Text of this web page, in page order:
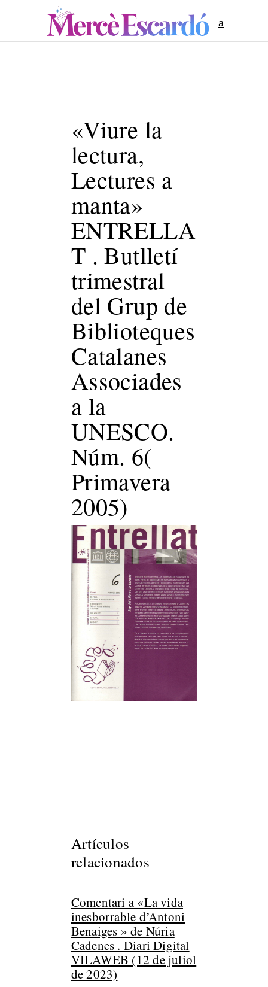
«Viure la
lectura,
Lectures a
manta»
ENTRELLA
T . Butlletí
trimestral
del Grup de
Biblioteques
Catalanes
Associades
a la
UNESCO.
Núm. 6(
Primavera
2005)
Artículos
relacionados
Comentari a «La vida
inesborrable d’Antoni
Benaiges » de Núria
Cadenes . Diari Digital
VILAWEB (12 de juliol
de 2023)